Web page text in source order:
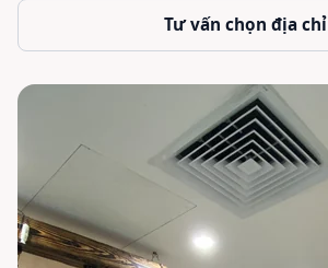
Tư vấn chọn địa chỉ